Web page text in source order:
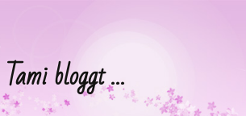
Tami bloggt …